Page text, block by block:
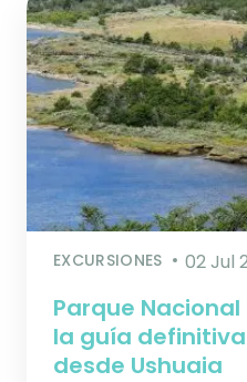
EXCURSIONES 02 Jul
Parque
la guía
desde Ushuaia